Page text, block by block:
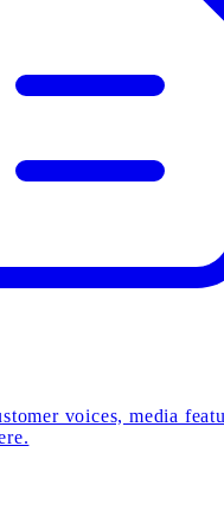
voices, media